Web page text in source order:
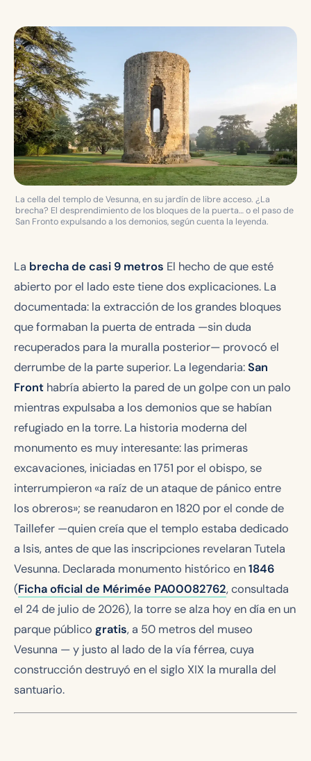
La cella del templo de Vesunna, en su jardín de libre acceso. ¿La
brecha? El desprendimiento de los bloques de la puerta… o el paso de
San Fronto expulsando a los demonios, según cuenta la leyenda.
La brecha de casi 9 metros El hecho de que esté
abierto por el lado este tiene dos explicaciones. La
documentada: la extracción de los grandes bloques
que formaban la puerta de entrada —sin duda
recuperados para la muralla posterior— provocó el
derrumbe de la parte superior. La legendaria:San
Front habría abierto la pared de un golpe con un palo
mientras expulsaba a los demonios que se habían
refugiado en la torre. La historia moderna del
monumento es muy interesante: las primeras
excavaciones, iniciadas en 1751 por el obispo, se
interrumpieron «a raíz de un ataque de pánico entre
los obreros»; se reanudaron en 1820 por el conde de
Taillefer —quien creía que el templo estaba dedicado
a Isis, antes de que las inscripciones revelaranTutela
Vesunna. Declarada monumento histórico en1846
(Ficha oficial de Mérimée PA00082762, consultada
el 24 de julio de 2026), la torre se alza hoy en día en un
parque público gratis, a 50 metros del museo
Vesunna — y justo al lado de la vía férrea, cuya
construcción destruyó en el siglo XIX la muralla del
santuario.